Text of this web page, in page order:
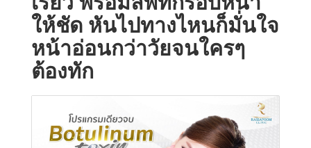
ให้ชัด หันไปทางไหนก็มั่นใจ
หน้าอ่อนกว่าวัยจนใครๆ
ต้องทัก